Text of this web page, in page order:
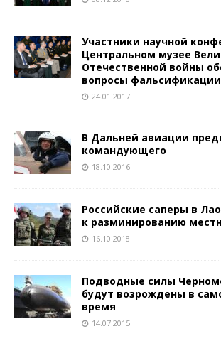
Участники научной
Центральном музее
Отечественной войны
вопросы
24.01.2017
В Дальней авиации
командующего
18.10.2016
Российские саперы в
к разминированию
16.10.2018
Подводные силы
будут возрождены в
время
14.07.2015